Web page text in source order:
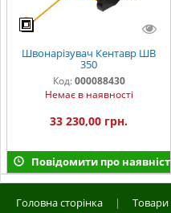
Швонарізувач Кентавр ШВ
350
Код: 000088430
Немає в наявності
33 230,00 грн.
Повідомити про наявність
Головна сторінка | Товари